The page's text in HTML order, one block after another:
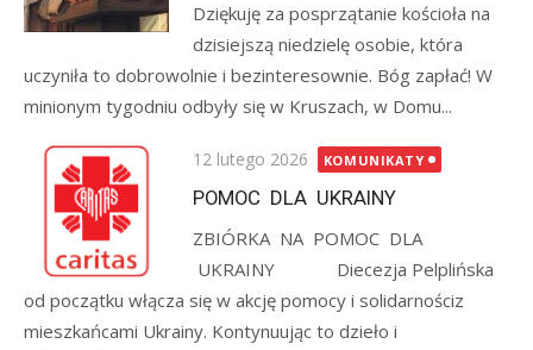
Dziękuję za posprzątanie kościoła na
dzisiejszą niedzielę osobie, która
uczyniła to dobrowolnie i bezinteresownie. Bóg zapłać! W
minionym tygodniu odbyły się w Kruszach, w Domu...
Posted
on
12 lutego 2026 KOMUNIKATY
POMOC DLA UKRAINY
ZBIÓRKA NA POMOC DLA
UKRAINY Diecezja Pelplińska
od początku włącza się w akcję pomocy i solidarnościz
mieszkańcami Ukrainy. Kontynuując to dzieło i